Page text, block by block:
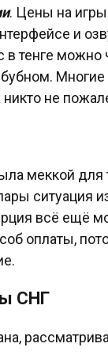
. Цены на
и
в тенге
бубном.
никто не
меккой для
ситуация
всё ещё
оплаты,
СНГ